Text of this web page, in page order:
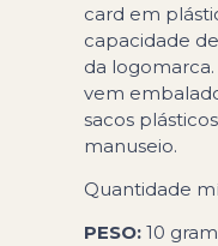
card em
capacidade
da
vem
sacos
manuseio.
Quantidade
PESO:10